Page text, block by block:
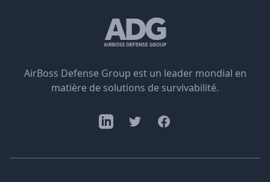
AirBoss Defense Group est un leader mondial en
matière de solutions de survivabilité.